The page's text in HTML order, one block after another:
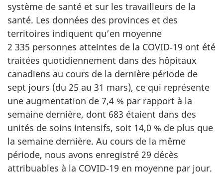
système de santé et sur les travailleurs de la
santé. Les données des provinces et des
territoires indiquent qu’en moyenne
2 335 personnes atteintes de la COVID‑19 ont été
traitées quotidiennement dans des hôpitaux
canadiens au cours de la dernière période de
sept jours (du 25 au 31 mars), ce qui représente
une augmentation de 7,4 % par rapport à la
semaine dernière, dont 683 étaient dans des
unités de soins intensifs, soit 14,0 % de plus que
la semaine dernière. Au cours de la même
période, nous avons enregistré 29 décès
attribuables à la COVID‑19 en moyenne par jour.